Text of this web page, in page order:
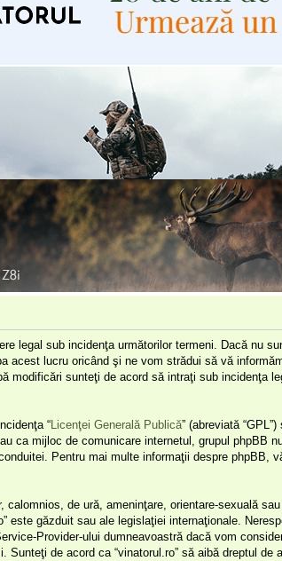
legal sub incidenţa următorilor termeni. Dacă nu
acest lucru oricând şi ne vom strădui să vă
modificări sunteţi de acord să intraţi sub incidenţa
“Licenţei Generală Publică” (abreviată
ca mijloc de comunicare internetul, grupul phpBB
Pentru mai multe informaţii despre phpBB,
de ură, ameninţare, orientare-sexuală
este găzduit sau ale legislaţiei internaţionale.
Provider-ului dumneavoastră dacă vom
de acord ca “vinatorul.ro” să aibă dreptul